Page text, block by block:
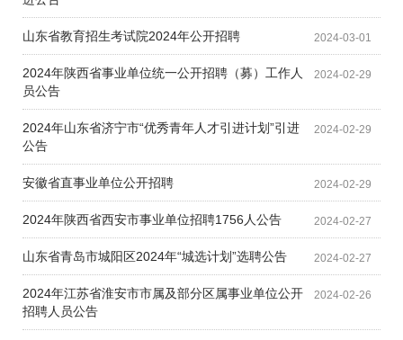
2024-03-01
山东省教育招生考试院2024年公开招聘
2024-02-29
2024年陕西省事业单位统一公开招聘（募）工作人
员公告
2024-02-29
2024年山东省济宁市“优秀青年人才引进计划”引进
公告
2024-02-29
安徽省直事业单位公开招聘
2024-02-27
2024年陕西省西安市事业单位招聘1756人公告
2024-02-27
山东省青岛市城阳区2024年“城选计划”选聘公告
2024-02-26
2024年江苏省淮安市市属及部分区属事业单位公开
招聘人员公告